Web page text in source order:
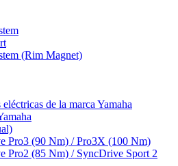
(Rim Magnet)
de la marca Yamaha
Pro3 (90 Nm) / Pro3X (100 Nm)
Pro2 (85 Nm) / SyncDrive Sport 2